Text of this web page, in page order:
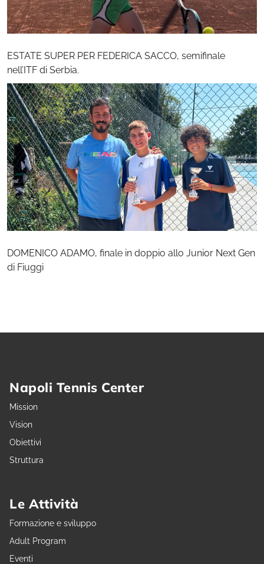
ESTATE SUPER PER FEDERICA SACCO, semifinale
nell’ITF di Serbia.
DOMENICO ADAMO, finale in doppio allo Junior Next Gen
di Fiuggi
Napoli Tennis Center
Mission
Vision
Obiettivi
Struttura
Le Attività
Formazione e sviluppo
Adult Program
Eventi